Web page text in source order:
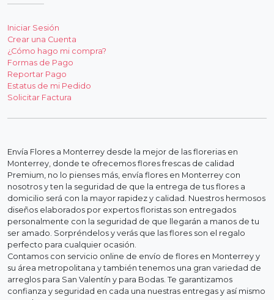
Iniciar Sesión
Crear una Cuenta
¿Cómo hago mi compra?
Formas de Pago
Reportar Pago
Estatus de mi Pedido
Solicitar Factura
Envía Flores a Monterrey desde la mejor de las florerias en
Monterrey, donde te ofrecemos flores frescas de calidad
Premium, no lo pienses más, envía flores en Monterrey con
nosotros y ten la seguridad de que la entrega de tus flores a
domicilio será con la mayor rapidez y calidad. Nuestros hermosos
diseños elaborados por expertos floristas son entregados
personalmente con la seguridad de que llegarán a manos de tu
ser amado. Sorpréndelos y verás que las flores son el regalo
perfecto para cualquier ocasión.
Contamos con servicio online de envío de flores en Monterrey y
su área metropolitana y también tenemos una gran variedad de
arreglos para San Valentín y para Bodas. Te garantizamos
confianza y seguridad en cada una nuestras entregas y así mismo